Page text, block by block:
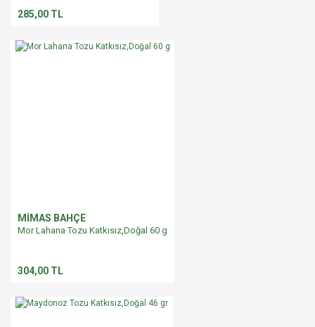
285,00 TL
MİMAS BAHÇE
Mor Lahana Tozu Katkısız,Doğal 60 g
304,00 TL